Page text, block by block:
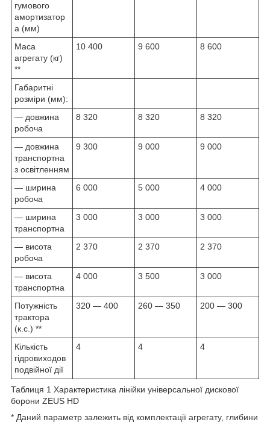
гумового
амортизатор
а (мм)
Маса
агрегату (кг)
**
10 400 9 600 8 600
Габаритні
розміри (мм):
— довжина
робоча
8 320 8 320 8 320
— довжина
транспортна
з освітленням
9 300 9 000 9 000
— ширина
робоча
6 000 5 000 4 000
— ширина
транспортна
3 000 3 000 3 000
— висота
робоча
2 370 2 370 2 370
— висота
транспортна
4 000 3 500 3 000
Потужність
трактора
(к.с.) **
320 — 400 260 — 350 200 — 300
Кількість
гідровиходов
подвійної дії
4 4 4
Таблиця 1 Характеристика лінійки універсальної дискової
борони ZEUS HD
* Даний параметр залежить від комплектації агрегату, глибини